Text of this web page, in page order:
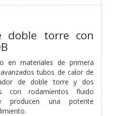
doble torre con
en materiales de primera
tubos de calor de
de doble torre y dos
con rodamientos fluido
producen una potente